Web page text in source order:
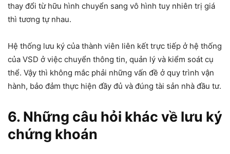
thay đổi từ hữu hình chuyển sang vô hình tuy nhiên trị giá
thì tương tự nhau.
Hệ thống lưu ký của thành viên liên kết trực tiếp ở hệ thống
của VSD ở việc chuyển thông tin, quản lý và kiểm soát cụ
thể. Vậy thì không mắc phải những vấn đề ở quy trình vận
hành, bảo đảm thực hiện đầy đủ và đúng tài sản nhà đầu tư.
6. Những câu hỏi khác về lưu ký
chứng khoán